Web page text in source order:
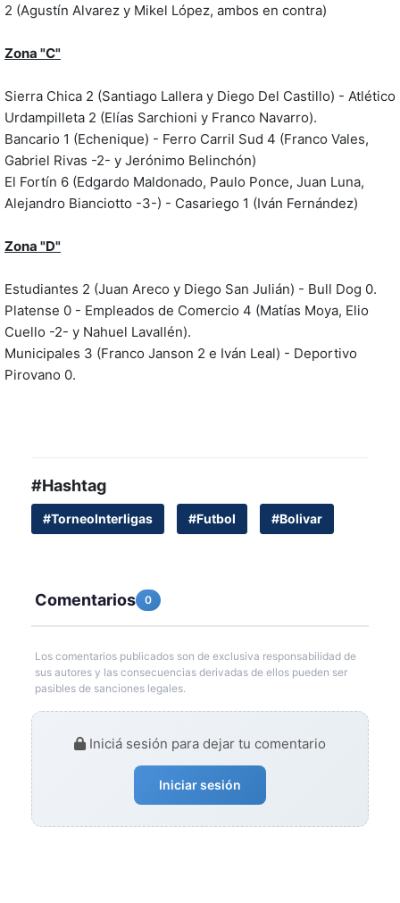
2 (Agustín Alvarez y Mikel López, ambos en contra)
Zona "C"
Sierra Chica 2 (Santiago Lallera y Diego Del Castillo) - Atlético
Urdampilleta 2 (Elías Sarchioni y Franco Navarro).
Bancario 1 (Echenique) - Ferro Carril Sud 4 (Franco Vales,
Gabriel Rivas -2- y Jerónimo Belinchón)
El Fortín 6 (Edgardo Maldonado, Paulo Ponce, Juan Luna,
Alejandro Bianciotto -3-) - Casariego 1 (Iván Fernández)
Zona "D"
Estudiantes 2 (Juan Areco y Diego San Julián) - Bull Dog 0.
Platense 0 - Empleados de Comercio 4 (Matías Moya, Elio
Cuello -2- y Nahuel Lavallén).
Municipales 3 (Franco Janson 2 e Iván Leal) - Deportivo
Pirovano 0.
#Hashtag
#TorneoInterligas #Futbol #Bolivar
Comentarios 0
Los comentarios publicados son de exclusiva responsabilidad de
sus autores y las consecuencias derivadas de ellos pueden ser
pasibles de sanciones legales.
Iniciá sesión para dejar tu comentario
Iniciar sesión